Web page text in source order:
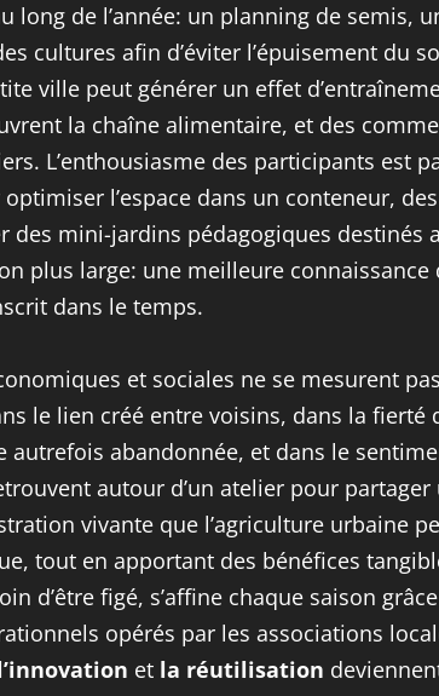
long de l’année: un planning de semis,
cultures afin d’éviter l’épuisement du
ville peut générer un effet
la chaîne alimentaire, et des
L’enthousiasme des participants est
l’espace dans un conteneur,
des mini-jardins pédagogiques destinés
plus large: une meilleure
dans le temps.
et sociales ne se mesurent
le lien créé entre voisins, dans la
autrefois abandonnée, et dans le
autour d’un atelier pour
vivante que l’agriculture urbaine
tout en apportant des bénéfices
d’être figé, s’affine chaque saison
opérés par les associations
et la réutilisation